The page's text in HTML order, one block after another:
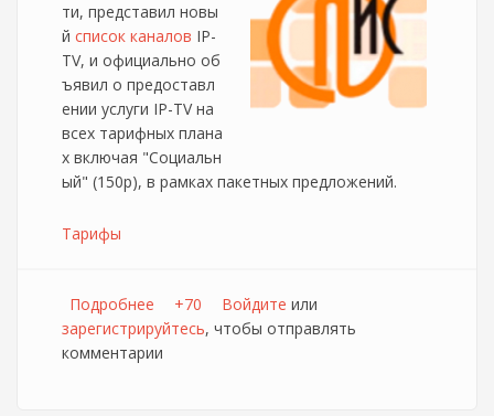
ти, представил новы
й список каналов IP-
TV, и официально об
ъявил о предоставл
ении услуги IP-TV на
всех тарифных плана
х включая "Социальн
ый" (150р), в рамках пакетных предложений.
Тарифы
Подробнее о ЛИС обновляет список каналов IP-TV и
официально запускает пакетные
предложения
+70 Войдите или
зарегистрируйтесь, чтобы отправлять
комментарии